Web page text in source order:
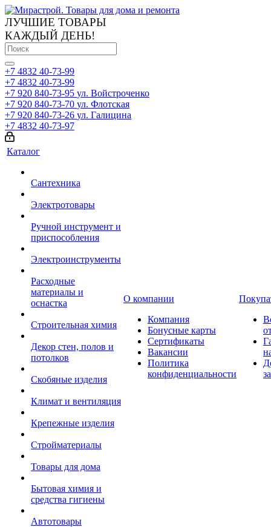
ЛУЧШИЕ ТОВАРЫ
КАЖДЫЙ ДЕНЬ!
+7 4832 40-73-99
+7 4832 40-73-99
+7 920 840-73-95 ул. Войстроченко
+7 920 840-73-70 ул. Флотская
+7 920 840-73-26 ул. Галицина
+7 4832 40-73-97
Каталог
Сантехника
Электротовары
Ручной инструмент и
приспособления
Электроинструменты
Расходные
материалы и
оснастка
Строительная химия
Декор стен, полов и
потолков
Скобяные изделия
Климат и вентиляция
Крепежные изделия
Стройматериалы
Товары для дома
Бытовая химия и
средства гигиены
Автотовары
О компании
Компания
Бонусные карты
Сертификаты
Вакансии
Политика
конфиденциальности